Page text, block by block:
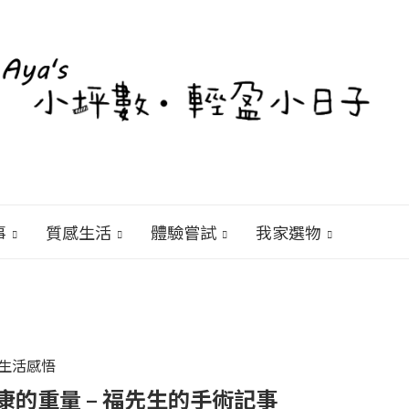
質感生活 體驗嘗試 我家選物
活感悟
的重量 – 福先生的手術記事